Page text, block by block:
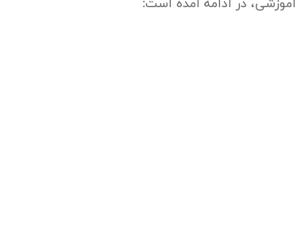
در ادامه آمده است: